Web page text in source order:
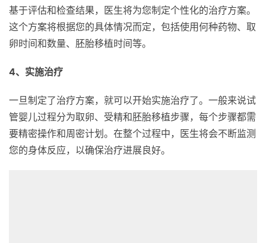
基于评估和检查结果，医生将为您制定个性化的治疗方案。
这个方案将根据您的具体情况而定，包括使用何种药物、取
卵时间和数量、胚胎移植时间等。
4、实施治疗
一旦制定了治疗方案，就可以开始实施治疗了。一般来说试
管婴儿过程分为取卵、受精和胚胎移植步骤，每个步骤都需
要精密操作和周密计划。在整个过程中，医生将会不断监测
您的身体反应，以确保治疗进展良好。